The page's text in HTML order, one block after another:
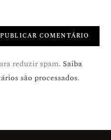
reduzir spam. Saiba
são processados.